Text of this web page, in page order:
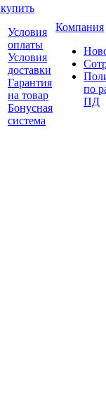
Условия
оплаты
Условия
доставки
Гарантия
на товар
Бонусная
система
Компания
по
ПД